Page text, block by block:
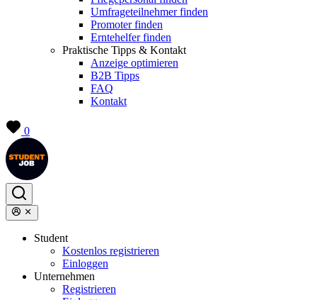
Umfrageteilnehmer finden
Promoter finden
Erntehelfer finden
Praktische Tipps & Kontakt
Anzeige optimieren
B2B Tipps
FAQ
Kontakt
0
Student
Kostenlos registrieren
Einloggen
Unternehmen
Registrieren